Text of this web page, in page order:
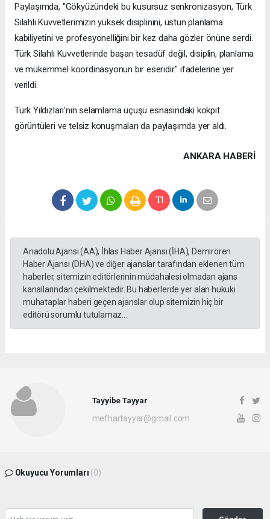
Paylaşımda, "Gökyüzündeki bu kusursuz senkronizasyon, Türk
Silahlı Kuvvetlerimizin yüksek disiplinini, üstün planlama
kabiliyetini ve profesyonelliğini bir kez daha gözler önüne serdi.
Türk Silahlı Kuvvetlerinde başarı tesadüf değil, disiplin, planlama
ve mükemmel koordinasyonun bir eseridir." ifadelerine yer
verildi.
Türk Yıldızları'nın selamlama uçuşu esnasındaki kokpit
görüntüleri ve telsiz konuşmaları da paylaşımda yer aldı.
ANKARA HABERİ
Anadolu Ajansı (AA), İhlas Haber Ajansı (İHA), Demirören
Haber Ajansı (DHA) ve diğer ajanslar tarafından eklenen tüm
haberler, sitemizin editörlerinin müdahalesi olmadan ajans
kanallarından çekilmektedir. Bu haberlerde yer alan hukuki
muhataplar haberi geçen ajanslar olup sitemizin hiç bir
editörü sorumlu tutulamaz...
Tayyibe Tayyar
mefhartayyar@gmail.com
Okuyucu Yorumları (0)